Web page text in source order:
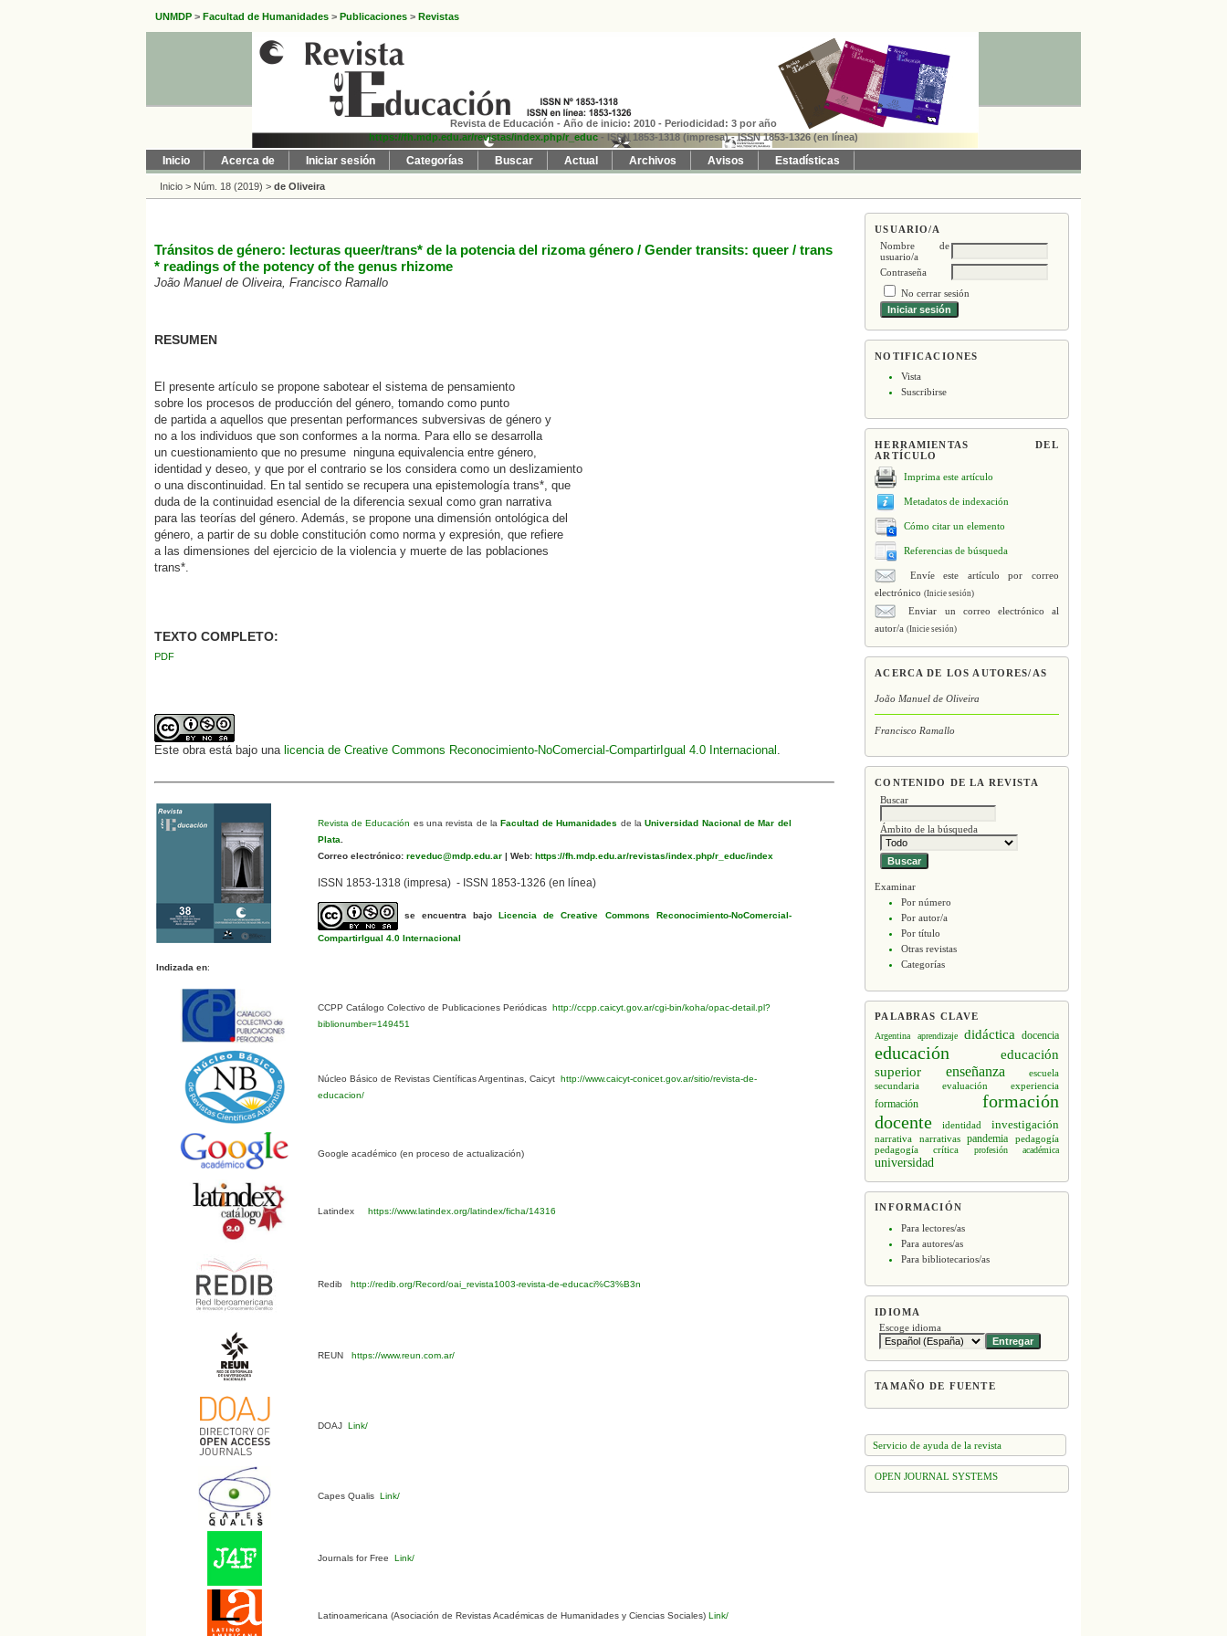
UNMDP > Facultad de Humanidades > Publicaciones > Revistas
Revista de Educación - Año de inicio: 2010 - Periodicidad: 3 por año
https://fh.mdp.edu.ar/revistas/index.php/r_educ - ISSN 1853-1318 (impresa) - ISSN 1853-1326 (en línea)
USUARIO/A
Nombre de
usuario/a
Contraseña
No cerrar sesión
NOTIFICACIONES
Vista
Suscribirse
HERRAMIENTAS DEL
ARTÍCULO
Imprima este artículo
Metadatos de indexación
Cómo citar un elemento
Referencias de búsqueda
Envíe este artículo por correo
electrónico(Inicie sesión)
Enviar un correo electrónico al
autor/a(Inicie sesión)
ACERCA DE LOS AUTORES/AS
João Manuel de Oliveira
Francisco Ramallo
CONTENIDO DE LA REVISTA
Buscar
Ámbito de la búsqueda
Examinar
Por número
Por autor/a
Por título
Otras revistas
Categorías
PALABRAS CLAVE
Argentina aprendizaje didáctica docencia
educación
educación
superior
enseñanza
escuela
secundaria
evaluación
experiencia
formación
formación
docente
identidad investigación
narrativa narrativas pandemia
pedagogía
pedagogía crítica
profesión académica
universidad
INFORMACIÓN
Para lectores/as
Para autores/as
Para bibliotecarios/as
IDIOMA
Escoge idioma
TAMAÑO DE FUENTE
Servicio de ayuda de la revista
OPEN JOURNAL SYSTEMS
Inicio Acerca de Iniciar sesión Categorías Buscar Actual Archivos Avisos Estadísticas
Inicio > Núm. 18 (2019) > de Oliveira
Tránsitos de género: lecturas queer/trans* de la potencia del rizoma género / Gender transits: queer / trans
* readings of the potency of the genus rhizome
João Manuel de Oliveira, Francisco Ramallo
RESUMEN
El presente artículo se propone sabotear el sistema de pensamiento
sobre los procesos de producción del género, tomando como punto
de partida a aquellos que presentan performances subversivas de género y
no a los individuos que son conformes a la norma. Para ello se desarrolla
un cuestionamiento que no presume ninguna equivalencia entre género,
identidad y deseo, y que por el contrario se los considera como un deslizamiento
o una discontinuidad. En tal sentido se recupera una epistemología trans*, que
duda de la continuidad esencial de la diferencia sexual como gran narrativa
para las teorías del género. Además, se propone una dimensión ontológica del
género, a partir de su doble constitución como norma y expresión, que refiere
a las dimensiones del ejercicio de la violencia y muerte de las poblaciones
trans*.
TEXTO COMPLETO:
PDF
Este obra está bajo una licencia de Creative Commons Reconocimiento-NoComercial-CompartirIgual 4.0 Internacional .
Revista de Educación es una revista de la Facultad de Humanidades de la Universidad Nacional de Mar del
Plata
Correo electrónico:reveduc@mdp.edu.ar| Web:https://fh.mdp.edu.ar/revistas/index.php/r_educ/index
ISSN 1853-1318 (impresa) - ISSN 1853-1326 (en línea)
se encuentra bajoLicencia de Creative Commons Reconocimiento-NoComercial-
CompartirIgual 4.0 Internacional
Indizada en:
CCPP Catálogo Colectivo de Publicaciones Periódicas http://ccpp.caicyt.gov.ar/cgi-bin/koha/opac-detail.pl?
biblionumber=149451
Núcleo Básico de Revistas Científicas Argentinas, Caicyt http://www.caicyt-conicet.gov.ar/sitio/revista-de-
educacion/
Google académico (en proceso de actualización)
Latindex https://www.latindex.org/latindex/ficha/14316
Redib http://redib.org/Record/oai_revista1003-revista-de-educaci%C3%B3n
REUN https://www.reun.com.ar/
DOAJ Link/
Capes Qualis Link/
Journals for Free Link/
Latinoamericana (Asociación de Revistas Académicas de Humanidades y Ciencias Sociales)Link/